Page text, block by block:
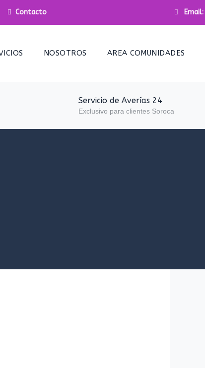
Contacto Email:
NOSOTROS AREA COMUNIDADES
Servicio de Averías 24
Exclusivo para clientes Soroca